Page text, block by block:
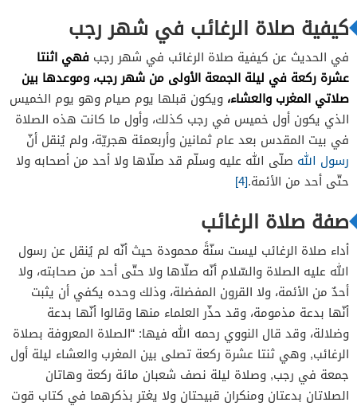
كيفية صلاة الرغائب في شهر رجب
في الحديث عن كيفية صلاة الرغائب في شهر رجب فهي اثنتا
عشرة ركعة في ليلة الجمعة الأولى من شهر رجب، وموعدها بين
صلاتي المغرب والعشاء، ويكون قبلها يوم صيام وهو يوم الخميس
الذي يكون أول خميس في رجب كذلك، وأول ما كانت هذه الصلاة
في بيت المقدس بعد عام ثمانين وأربعمئة هجريّة، ولم يُنقل أنّ
رسول الله صلّى الله عليه وسلّم قد صلّاها ولا أحد من أصحابه ولا
حتّى أحد من الأئمة.[4]
صفة صلاة الرغائب
أداء صلاة الرغائب ليست سنّةً محمودة حيث أنّه لم يُنقل عن رسول
الله عليه الصلاة والسّلام أنّه صلّاها ولا حتّى أحد من صحابته، ولا
أحدٌ من الأئمة، ولا القرون المفضلة، وذلك وحده يكفي أن يثبت
أنّها بدعة مذمومة، وقد حذّر العلماء منها وقالوا أنّها بدعة
وضلالة، وقد قال النووي رحمه الله فيها: “الصلاة المعروفة بصلاة
الرغائب, وهي ثنتا عشرة ركعة تصلى بين المغرب والعشاء ليلة أول
جمعة في رجب, وصلاة ليلة نصف شعبان مائة ركعة وهاتان
الصلاتان بدعتان ومنكران قبيحتان ولا يغتر بذكرهما في كتاب قوت